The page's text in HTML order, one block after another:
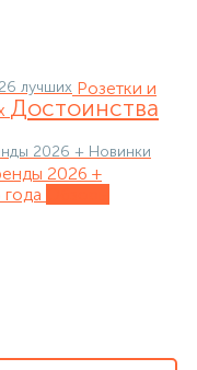
Розетки и
Достоинства
2026 +